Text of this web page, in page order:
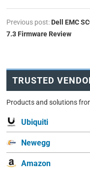
Previous post: Dell EMC
7.3 Firmware Review
TRUSTED
Products and solutions
Ubiquiti
Newegg
Amazon